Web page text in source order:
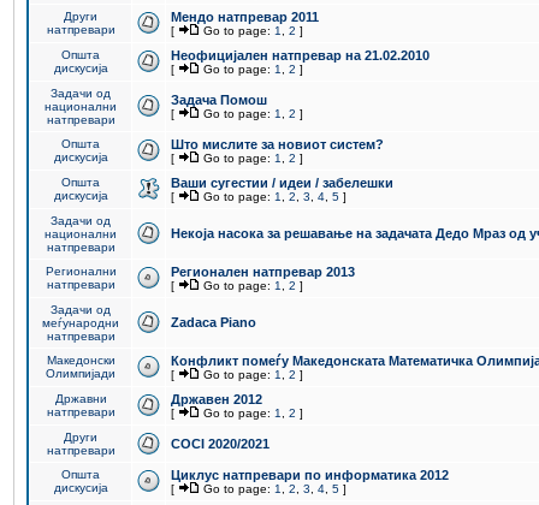
Други
натпревари
Мендо натпревар 2011
[ Go to page: 1 2 ]
Општа
дискусија
Неофицијален натпревар на 21.02.2010
[ Go to page: 1 2 ]
Задачи од
национални
натпревари
Задача Помош
[ Go to page: 1 2 ]
Општа
дискусија
Што мислите за новиот систем?
[ Go to page: 1 2 ]
Општа
дискусија
Ваши сугестии / идеи / забелешки
[ Go to page: 1 2 3 4 5 ]
Задачи од
национални
натпревари
Некоја насока за решавање на задачата Дедо Мраз од
Регионални
натпревари
Регионален натпревар 2013
[ Go to page: 1 2 ]
Задачи од
меѓународни
натпревари
Zadaca Piano
Македонски
Олимпијади
Конфликт помеѓу Македонската Математичка
[ Go to page: 1 2 ]
Државни
натпревари
Државен 2012
[ Go to page: 1 2 ]
Други
натпревари
COCI 2020/2021
Општа
дискусија
Циклус натпревари по информатика 2012
[ Go to page: 1 2 3 4 5 ]